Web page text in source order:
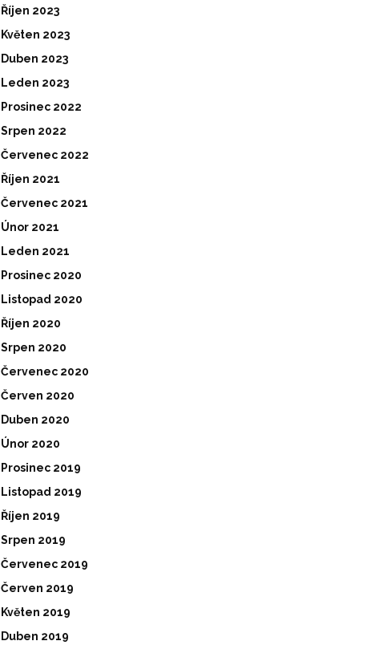
Říjen 2023
Květen 2023
Duben 2023
Leden 2023
Prosinec 2022
Srpen 2022
Červenec 2022
Říjen 2021
Červenec 2021
Únor 2021
Leden 2021
Prosinec 2020
Listopad 2020
Říjen 2020
Srpen 2020
Červenec 2020
Červen 2020
Duben 2020
Únor 2020
Prosinec 2019
Listopad 2019
Říjen 2019
Srpen 2019
Červenec 2019
Červen 2019
Květen 2019
Duben 2019